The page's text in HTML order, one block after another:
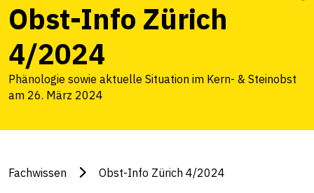
Obst-Info Zürich
4/2024
Phänologie sowie aktuelle Situation im Kern- & Steinobst
am 26. März 2024
Fachwissen Obst-Info Zürich 4/2024